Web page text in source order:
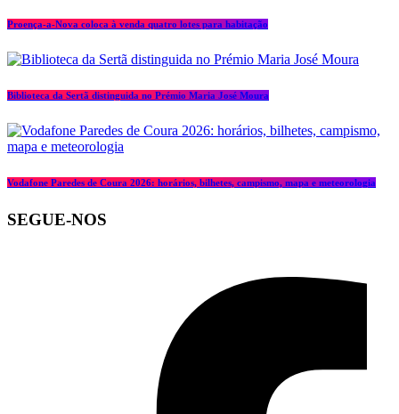
Proença-a-Nova coloca à venda quatro lotes para habitação
Biblioteca da Sertã distinguida no Prémio Maria José Moura
Vodafone Paredes de Coura 2026: horários, bilhetes, campismo, mapa e meteorologia
SEGUE-NOS